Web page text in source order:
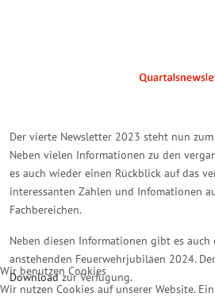
Der vierte Newsletter 2023 steht nun
Neben vielen Informationen zu den
es auch wieder einen Rückblick auf das
interessanten Zahlen und Infomationen
Fachbereichen.
Neben diesen Informationen gibt es
anstehenden Feuerwehrjubiläen 2024.
Downloadzur Verfügung.
Wir benutzen Cookies
Wir nutzen Cookies auf unserer Website.